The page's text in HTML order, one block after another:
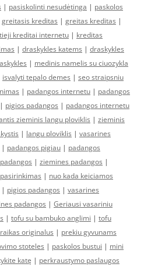
| pasiskolinti nesudėtinga | paskolos
greitasis kreditas | greitas kreditas |
kreditai internetu | kreditas
| draskykles katems | draskykles
| medinis namelis su ciuozykla
isvalyti tepalo demes | seo straipsniu
| padangos internetu | padangos
| pigios padangos | padangos internetu
zieminis langu ploviklis | zieminis
| langu ploviklis | vasarines
| padangos pigiau | padangos
| ziemines padangos |
| nuo kada keiciamos
| pigios padangos | vasarines
padangos | Geriausi vasariniu
| tofu su bambuko anglimi | tofu
originalus | prekiu gyvunams
stoteles | paskolos bustui | mini
katę | perkraustymo paslaugos